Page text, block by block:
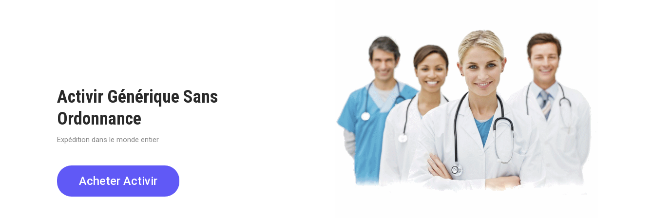
Activir Générique Sans
Ordonnance
Expédition dans le monde entier
Acheter Activir